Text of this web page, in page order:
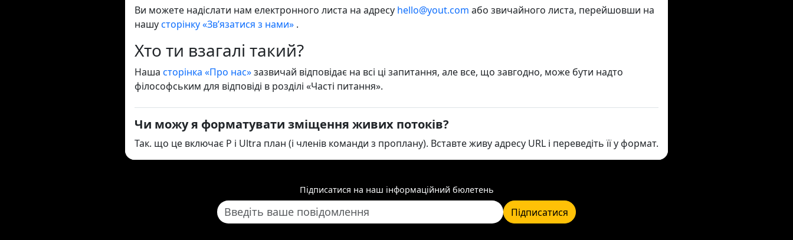
Ви можете надіслати нам електронного листа на адресу hello@yout.com або звичайного листа, перейшовши на
нашусторінку «Зв’язатися з нами» .
Хто ти взагалі такий?
Наша сторінка «Про нас»зазвичай відповідає на всі ці запитання, але все, що завгодно, може бути надто
філософським для відповіді в розділі «Часті питання».
Чи можу я форматувати зміщення живих потоків?
Так. що це включає P і Ultra план (і членів команди з проплану). Вставте живу адресу URL і переведіть її у формат.
Підписатися на наш інформаційний бюлетень
Підписатися